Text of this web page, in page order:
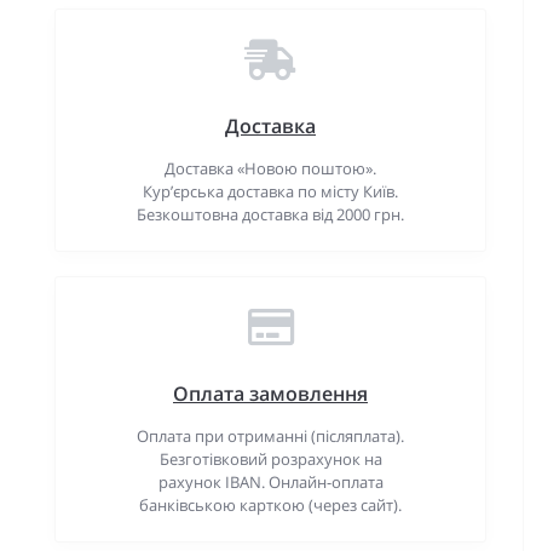
Доставка
Доставка «Новою поштою».
Кур’єрська доставка по місту Київ.
Безкоштовна доставка від 2000 грн.
Оплата замовлення
Оплата при отриманні (післяплата).
Безготівковий розрахунок на
рахунок IBAN. Онлайн-оплата
банківською карткою (через сайт).